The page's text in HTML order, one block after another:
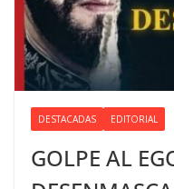
DESTACADAS EDITORIAL
GOLPE AL